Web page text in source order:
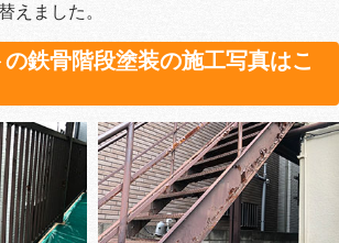
えました。
鉄骨階段塗装の施工写真はこ